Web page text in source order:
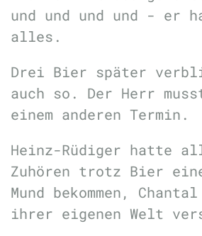
und und und und - er
alles.
Drei Bier später
auch so. Der Herr
einem anderen Termin.
Heinz-Rüdiger hatte
Zuhören trotz Bier
Mund bekommen,
ihrer eigenen Welt